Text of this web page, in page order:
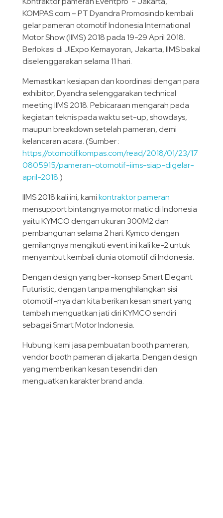
KOMPAS.com – PT Dyandra Promosindo kembali
gelar pameran otomotif Indonesia International
Motor Show (IIMS) 2018 pada 19-29 April 2018.
Berlokasi di JIExpo Kemayoran, Jakarta, IIMS bakal
diselenggarakan selama 11 hari.
Memastikan kesiapan dan koordinasi dengan para
exhibitor, Dyandra selenggarakan technical
meeting IIMS 2018. Pebicaraan mengarah pada
kegiatan teknis pada waktu set-up, showdays,
maupun breakdown setelah pameran, demi
kelancaran acara. (Sumber :
https://otomotif.kompas.com/read/2018/01/23/17
0805915/pameran-otomotif-iims-siap-digelar-
april-2018.)
IIMS 2018 kali ini, kamikontraktor pameran
mensupport bintangnya motor matic di Indonesia
yaitu KYMCO dengan ukuran 300M2 dan
pembangunan selama 2 hari. Kymco dengan
gemilangnya mengikuti event ini kali ke-2 untuk
menyambut kembali dunia otomotif di Indonesia.
Dengan design yang ber-konsep Smart Elegant
Futuristic, dengan tanpa menghilangkan sisi
otomotif-nya dan kita berikan kesan smart yang
tambah menguatkan jati diri KYMCO sendiri
sebagai Smart Motor Indonesia.
Hubungi kami jasa pembuatan booth pameran,
vendor booth pameran di jakarta. Dengan design
yang memberikan kesan tesendiri dan
menguatkan karakter brand anda.